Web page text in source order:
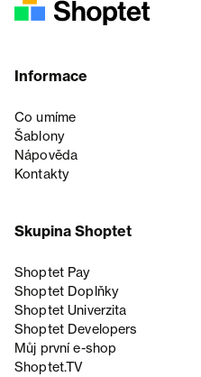
Informace
Co umíme
Šablony
Nápověda
Kontakty
Skupina Shoptet
Shoptet Pay
Shoptet Doplňky
Shoptet Univerzita
Shoptet Developers
Můj první e-shop
Shoptet.TV